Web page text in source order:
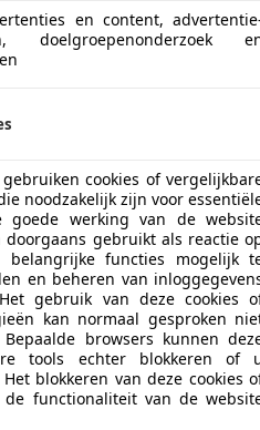
en content,
doelgroepenonderzoek
cookies of
noodzakelijk zijn voor
werking van de
gebruikt als reactie
belangrijke functies mogelijk
en beheren van
gebruik van deze cookies
kan normaal gesproken
browsers kunnen
tools echter blokkeren of
blokkeren van deze cookies
functionaliteit van de